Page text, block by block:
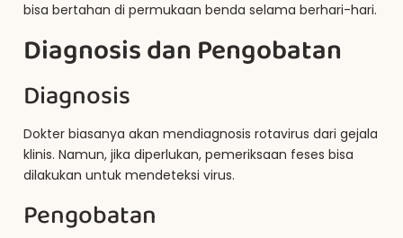
bisa bertahan di permukaan benda selama berhari-hari.
Diagnosis dan Pengobatan
Diagnosis
Dokter biasanya akan mendiagnosis rotavirus dari gejala
klinis. Namun, jika diperlukan, pemeriksaan feses bisa
dilakukan untuk mendeteksi virus.
Pengobatan